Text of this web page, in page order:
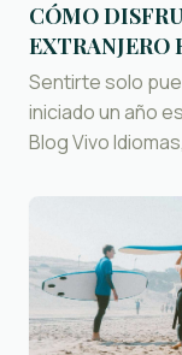
CÓMO
EXTRANJERO
Sentirte solo
iniciado un año
Blog Vivo